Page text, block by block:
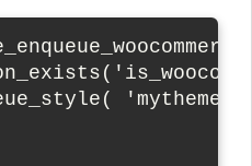
'mytheme-